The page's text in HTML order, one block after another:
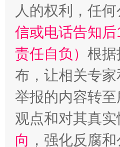
人的权利，任
信或电话告知
责任自负） 根据
布，让相关专
举报的内容转
观点和对其真实
向 ，强化反腐